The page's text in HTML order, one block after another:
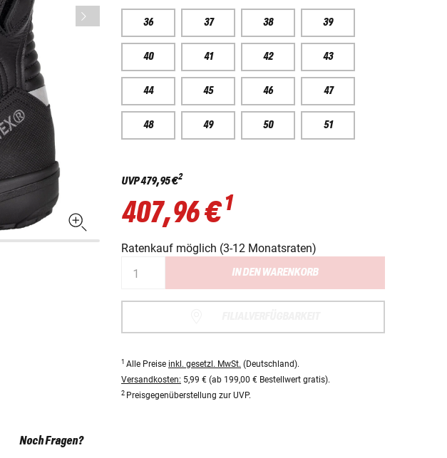
36 37 38 39
40 41 42 43
44 45 46 47
48 49 50 51
UVP479,95 €2
407,96 €1
Ratenkauf möglich (3-12 Monatsraten)
IN DEN WARENKORB
1 Alle Preise inkl. gesetzl. MwSt. (Deutschland).
Versandkosten: 5,99 € (ab 199,00 € Bestellwert gratis).
2 Preisgegenüberstellung zur UVP.
Noch Fragen?